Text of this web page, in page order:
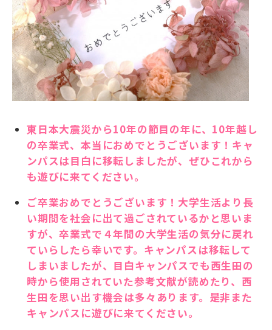
東日本大震災から10年の節目の年に、10年越し
の卒業式、本当におめでとうございます！キャ
ンパスは目白に移転しましたが、ぜひこれから
も遊びに来てください。
ご卒業おめでとうございます！大学生活より長
い期間を社会に出て過ごされているかと思いま
すが、卒業式で４年間の大学生活の気分に戻れ
ていらしたら幸いです。キャンパスは移転して
しまいましたが、目白キャンパスでも西生田の
時から使用されていた参考文献が読めたり、西
生田を思い出す機会は多々あります。是非また
キャンパスに遊びに来てください。